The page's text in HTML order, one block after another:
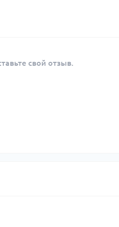
свой отзыв.